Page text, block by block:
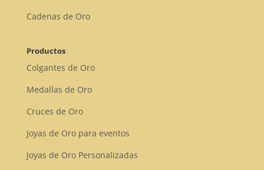
Cadenas de Oro
Productos
Colgantes de Oro
Medallas de Oro
Cruces de Oro
Joyas de Oro para eventos
Joyas de Oro Personalizadas